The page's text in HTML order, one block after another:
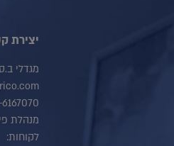
יצירת
מגדלי ב.ס.ר. 2, בן גוריון
מנהלת
לקוחות: